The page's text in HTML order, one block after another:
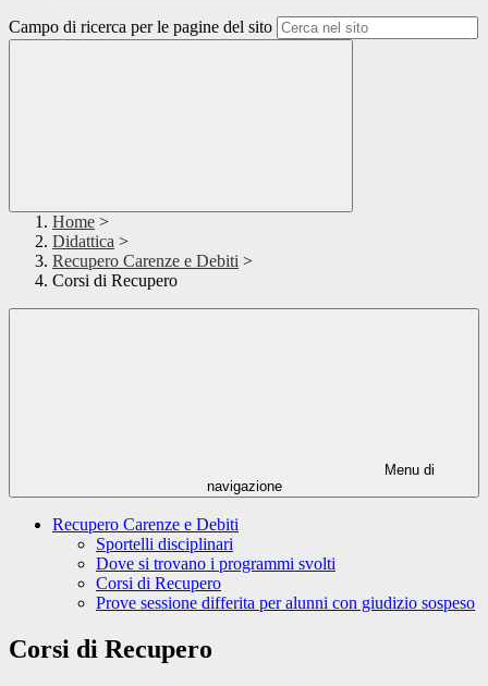
Campo di ricerca per le pagine del sito
Home >
Didattica >
Recupero Carenze e Debiti >
Corsi di Recupero
Menu di
navigazione
Recupero Carenze e Debiti
Sportelli disciplinari
Dove si trovano i programmi svolti
Corsi di Recupero
Prove sessione differita per alunni con giudizio sospeso
Corsi di Recupero